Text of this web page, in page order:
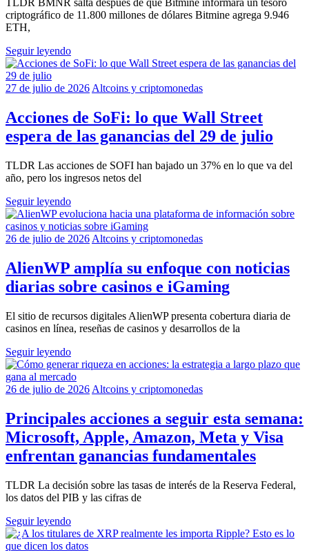
TLDR BMNR salta después de que Bitmine informara un tesoro
criptográfico de 11.800 millones de dólares Bitmine agrega 9.946
ETH,
Seguir leyendo
27 de julio de 2026 Altcoins y criptomonedas
Acciones de SoFi: lo que Wall Street
espera de las ganancias del 29 de julio
TLDR Las acciones de SOFI han bajado un 37% en lo que va del
año, pero los ingresos netos del
Seguir leyendo
26 de julio de 2026 Altcoins y criptomonedas
AlienWP amplía su enfoque con noticias
diarias sobre casinos e iGaming
El sitio de recursos digitales AlienWP presenta cobertura diaria de
casinos en línea, reseñas de casinos y desarrollos de la
Seguir leyendo
26 de julio de 2026 Altcoins y criptomonedas
Principales acciones a seguir esta semana:
Microsoft, Apple, Amazon, Meta y Visa
enfrentan ganancias fundamentales
TLDR La decisión sobre las tasas de interés de la Reserva Federal,
los datos del PIB y las cifras de
Seguir leyendo